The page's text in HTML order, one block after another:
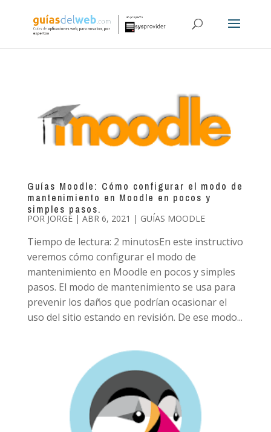
Guías Moodle: Cómo configurar el modo de
mantenimiento en Moodle en pocos y
simples pasos.
PORJORGE| ABR 6, 2021 | GUÍAS MOODLE
Tiempo de lectura: 2 minutosEn este instructivo
veremos cómo configurar el modo de
mantenimiento en Moodle en pocos y simples
pasos. El modo de mantenimiento se usa para
prevenir los daños que podrían ocasionar el
uso del sitio estando en revisión. De ese modo...